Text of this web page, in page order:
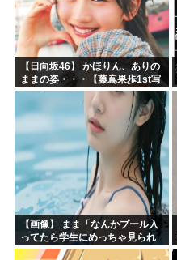
【日向坂46】 かほりん、ありの
ままの姿・・・【藤嶌果歩1st写
真集】
【画像】 まま「なんかプール入
ってたら学生にめっちゃ見られ
たw」